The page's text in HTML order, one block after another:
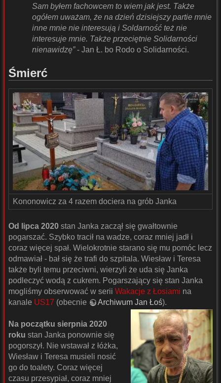
Sam byłem fachowcem to wiem jak jest. Także
ogółem uważam, że na dzień dzisiejszy partie mnie
inne mnie nie interesują i Soldarność też nie
interesuje mnie. Także przeciętnie Solidarności
nienawidzę”- Jan Ł. bo Rodo o Solidarności.
Śmierć
Kononowicz za 4 razem dociera na grób Janka
Od lipca 2020 stan Janka zaczął się gwałtownie
pogarszać. Szybko tracił na wadze, coraz mniej jadł i
coraz więcej spał. Wielokrotnie starano się mu pomóc lecz
odmawiał - bał się że trafi do szpitala. Wiesław i Teresa
także byli temu przeciwni, wierzyli że uda się Janka
podleczyć wodą z cukrem. Pogarszający się stan Janka
mogliśmy obserwować w serii Wakacje z Łosiami na
kanale US17 (obecnie Archiwum Jan Łoś).
Na początku sierpnia 2020
roku stan Janka ponownie się
pogorszył. Nie wstawał z łóżka,
Wiesław i Teresa musieli nosić
go do toalety. Coraz więcej
czasu przesypiał, coraz mniej